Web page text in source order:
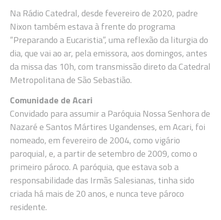
Na Rádio Catedral, desde fevereiro de 2020, padre
Nixon também estava à frente do programa
“Preparando a Eucaristia”, uma reflexão da liturgia do
dia, que vai ao ar, pela emissora, aos domingos, antes
da missa das 10h, com transmissão direto da Catedral
Metropolitana de São Sebastião.
Comunidade de Acari
Convidado para assumir a Paróquia Nossa Senhora de
Nazaré e Santos Mártires Ugandenses, em Acari, foi
nomeado, em fevereiro de 2004, como vigário
paroquial, e, a partir de setembro de 2009, como o
primeiro pároco. A paróquia, que estava sob a
responsabilidade das Irmãs Salesianas, tinha sido
criada há mais de 20 anos, e nunca teve pároco
residente.